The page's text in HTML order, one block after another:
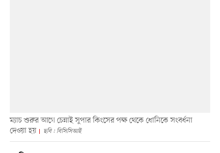
ম্যাচ শুরুর আগে চেন্নাই সুপার কিংসের পক্ষ থেকে ধোনিকে সংবর্ধনা
দেওয়া হয়
ছবি : বিসিসিআই